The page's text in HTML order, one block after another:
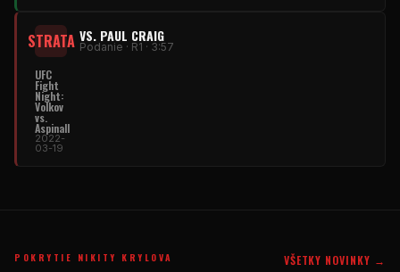
STRATA VS. PAUL CRAIG
Podanie · R1 · 3:57
UFC
Fight
Night:
Volkov
vs.
Aspinall
2022-
03-19
POKRYTIE NIKITY KRYLOVA VŠETKY NOVINKY →